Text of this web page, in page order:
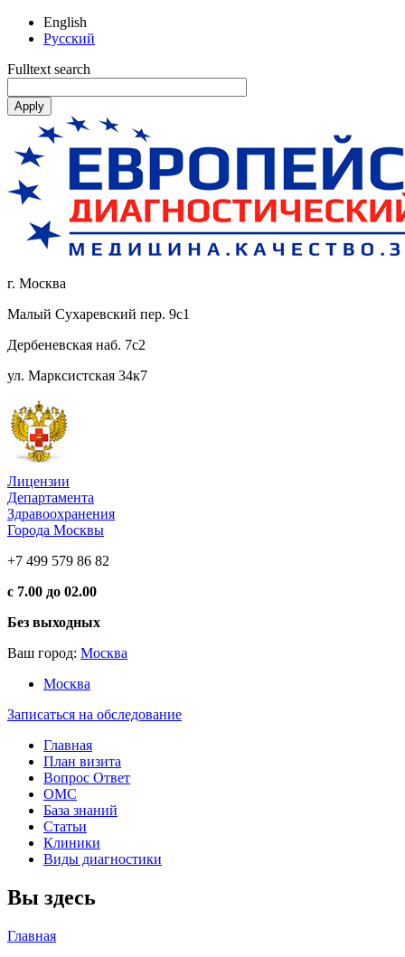
English
Русский
Fulltext search
г. Москва
Малый Сухаревский пер. 9с1
Дербеневская наб. 7с2
ул. Марксистская 34к7
Лицензии
Департамента
Здравоохранения
Города Москвы
+7 499 579 86 82
с 7.00 до 02.00
Без выходных
Ваш город: Москва
Москва
Записаться на обследование
Главная
План визита
Вопрос Ответ
ОМС
База знаний
Статьи
Клиники
Виды диагностики
Вы здесь
Главная